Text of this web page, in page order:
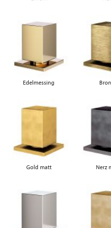
Edelmessing
Gold matt Nerz